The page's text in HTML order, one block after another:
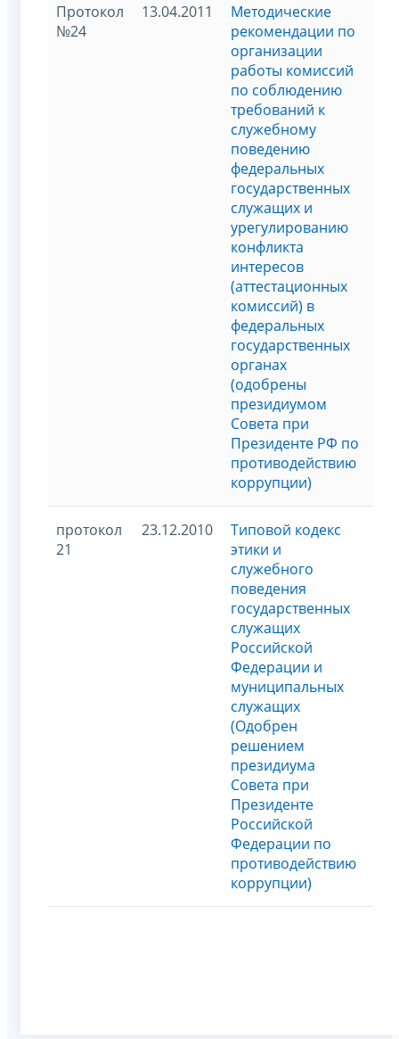
Протокол
№24
13.04.2011
Методические
рекомендации по
организации
работы комиссий
по соблюдению
требований к
служебному
поведению
федеральных
государственных
служащих и
урегулированию
конфликта
интересов
(аттестационных
комиссий) в
федеральных
государственных
органах
(одобрены
президиумом
Совета при
Президенте РФ по
противодействию
коррупции)
протокол
21
23.12.2010
Типовой кодекс
этики и
служебного
поведения
государственных
служащих
Российской
Федерации и
муниципальных
служащих
(Одобрен
решением
президиума
Совета при
Президенте
Российской
Федерации по
противодействию
коррупции)